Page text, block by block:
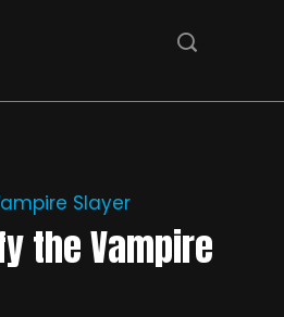
Slayer
the Vampire